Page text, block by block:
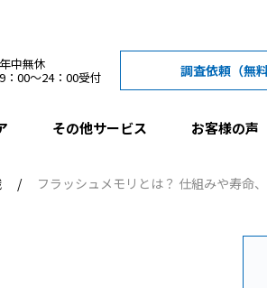
年中無休
9：00 24：00受付 調査依頼（無料
その他サービス お客様の声
フラッシュメモリとは？ 仕組みや寿命